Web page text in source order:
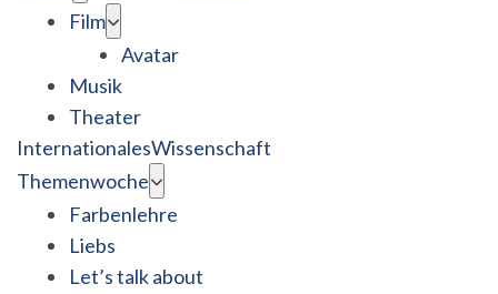
Film
Avatar
Musik
Theater
InternationalesWissenschaft
Themenwoche
Farbenlehre
Liebs
Let’s talk about